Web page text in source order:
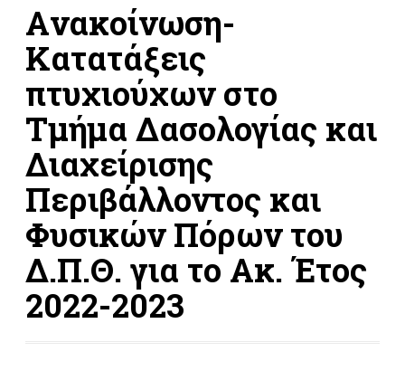
Aνακοίνωση-
Κατατάξεις
πτυχιούχων στο
Τμήμα Δασολογίας και
Διαχείρισης
Περιβάλλοντος και
Φυσικών Πόρων του
Δ.Π.Θ. για το Ακ. Έτος
2022-2023